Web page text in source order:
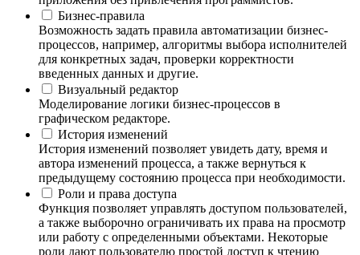
Бизнес-правила
Возможность задать правила автоматизации бизнес-
процессов, например, алгоритмы выбора исполнителей
для конкретных задач, проверки корректности
введенных данных и другие.
Визуальный редактор
Моделирование логики бизнес-процессов в
графическом редакторе.
История изменений
История изменений позволяет увидеть дату, время и
автора изменений процесса, а также вернуться к
предыдущему состоянию процесса при необходимости.
Роли и права доступа
Функция позволяет управлять доступом пользователей,
а также выборочно ограничивать их права на просмотр
или работу с определенными объектами. Некоторые
роли дают пользователю простой доступ к чтению